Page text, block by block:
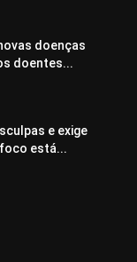
doenças
doentes...
e exige
está...